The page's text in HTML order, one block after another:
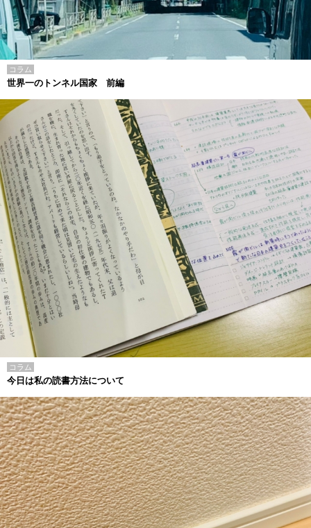
コラム
世界一のトンネル国家 前編
コラム
今日は私の読書方法について